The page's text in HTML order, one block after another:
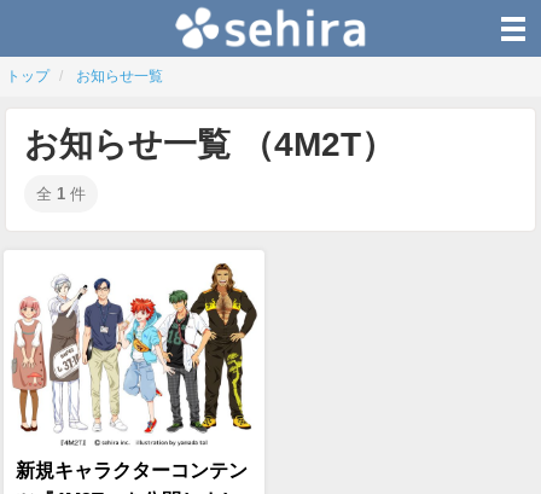
トップ お知らせ一覧
お知らせ一覧 （4M2T）
全 1 件
新規キャラクターコンテン